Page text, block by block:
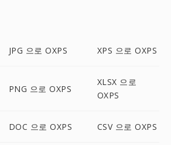
JPG 으로 OXPS XPS 으로 OXPS
PNG 으로 OXPS
XLSX 으로
OXPS
DOC 으로 OXPS CSV 으로 OXPS